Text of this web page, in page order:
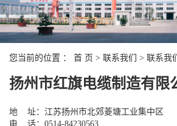
您当前的位置 ： 首 页 > 联系我们 > 联系我们
扬州市红旗电缆制造有限
地 址：江苏扬州市北郊菱塘工业集中区
电 话：0514-84230563